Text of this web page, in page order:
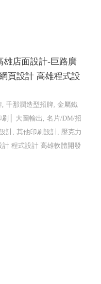
雄店面設計-巨路廣
頁設計 高雄程式設
千那潤造型招牌, 金屬鐵
│ 大圖輸出, 名片/DM/招
計, 其他印刷設計, 壓克力
計 程式設計 高雄軟體開發